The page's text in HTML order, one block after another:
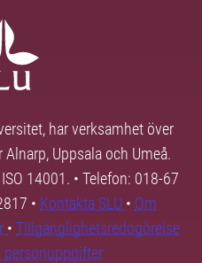
har verksamhet över
Uppsala och Umeå.
14001. • Telefon: 018-67
• Kontakta SLU • Om
• Tillgänglighetsredogörelse
personuppgifter